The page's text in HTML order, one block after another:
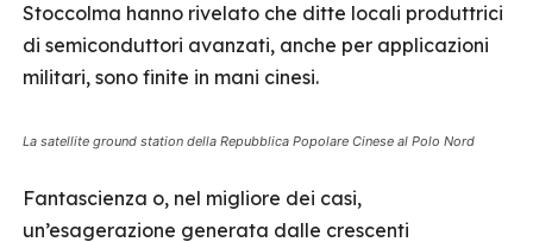
Stoccolma hanno rivelato che ditte locali produttrici
di semiconduttori avanzati, anche per applicazioni
militari, sono finite in mani cinesi.
La satellite ground station della Repubblica Popolare Cinese al Polo Nord
Fantascienza o, nel migliore dei casi,
un’esagerazione generata dalle crescenti